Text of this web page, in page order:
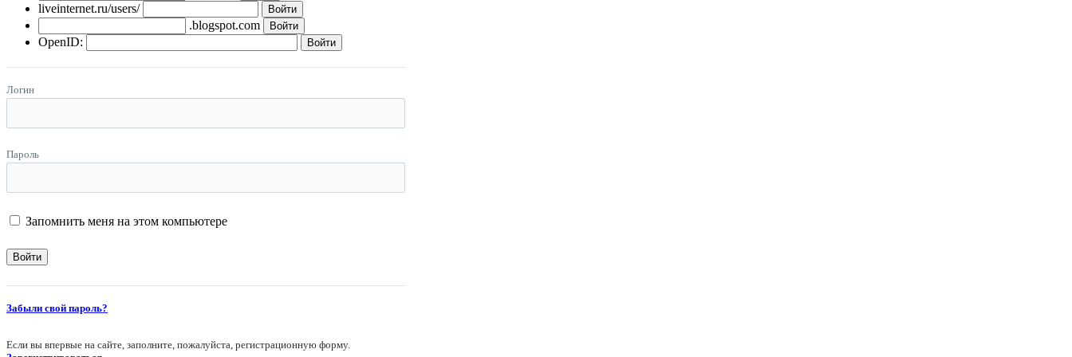
liveinternet.ru/users/
.blogspot.com
OpenID:
Логин
Пароль
Запомнить меня на этом компьютере
Забыли свой пароль?
Если вы впервые на сайте, заполните, пожалуйста, регистрационную форму.